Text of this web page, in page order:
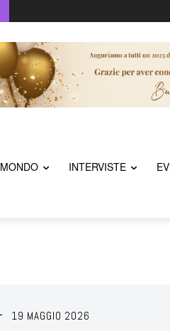
MONDO INTERVISTE
19 MAGGIO 2026